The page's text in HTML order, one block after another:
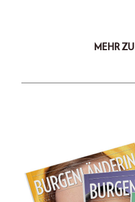
MEHR